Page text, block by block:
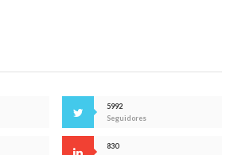
5992
Seguidores
830